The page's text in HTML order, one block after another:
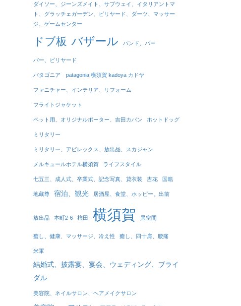
ダイソー、ジーンズメイト、サブウェイ、イタリアントマ
ト、グラッチェガーデン、ビリヤード、ダーツ、マッサー
ジ、ゲームセンター
ドブ板 バザール バンド、バー
バー、ビリヤード
パタゴニア patagonia 横須賀 kadoya カドヤ
ファニチャー、インテリア、リフォーム
フライトジャケット
ペット用、オリジナルポーター、吉田カバン ホットドッグ
ミリタリー
ミリタリー、アビレックス、放出品、スカジャン
メルキュールホテル横須賀 ライフスタイル
七五三、成人式、卒業式、記念写真、貸衣装 吉花 国籍
地蔵尊 宿泊、観光 居酒屋、食堂、ホッピー、出前
放出品 本町2-6 柿田 横須賀 異空間
癒し、健康、マッサージ、冷え性 癒し、四十肩、腰痛
米軍
結婚式、披露宴、宴会、ウェディング、ブライ
ダル
美容院、ネイルサロン、ヘアメイクサロン